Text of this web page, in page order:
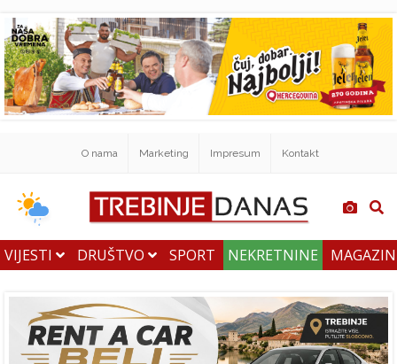
O nama Marketing Impresum Kontakt
VIJESTI DRUŠTVO SPORT NEKRETNINE